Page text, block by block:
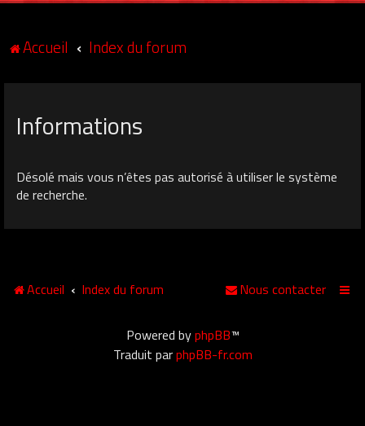
Accueil Index du forum
Informations
Désolé mais vous n’êtes pas autorisé à utiliser le système
de recherche.
Accueil Index du forum Nous contacter
Powered byphpBB™
Traduit parphpBB-fr.com